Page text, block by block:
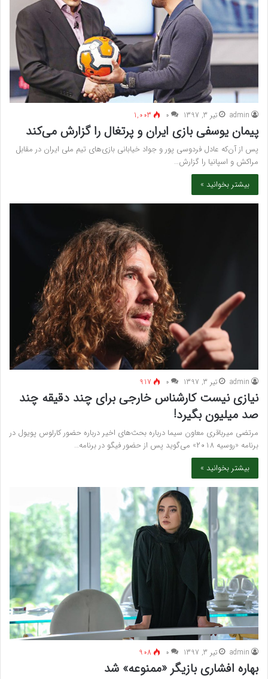
admin تیر 3, 1397 ۰ 1,003
پیمان یوسفی بازی ایران و پرتغال را گزارش می‌کند
پس از آن‌که عادل فردوسی پور و جواد خیابانی بازی‌های تیم ملی ایران در مقابل
مراکش و اسپانیا را گزارش…
بیشتر بخوانید »
admin تیر 3, 1397 ۰ 917
نیازی نیست کارشناس خارجی برای چند دقیقه چند
صد میلیون بگیرد!
مرتضی میرباقری معاون سیما درباره بحث‌های اخیر درباره حضور کارلوس پویول در
برنامه «روسیه ۲۰۱۸» می‌گوید پس از حضور فیگو در برنامه…
بیشتر بخوانید »
admin تیر 3, 1397 ۰ 908
بهاره افشاری بازیگر «ممنوعه» شد